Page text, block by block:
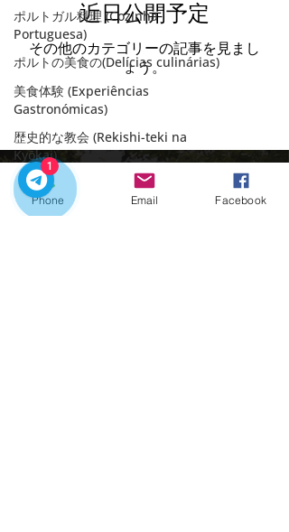
ポルトガル料理 (Cozinha
Portuguesa)
ポルトの美食の(Delícias culinárias)
美食体験 (Experiências
Gastronómicas)
歴史的な教会 (Rekishi-teki na
Kyōkai)
ポルトのクリスマス (Poruto no
Kurisumasu)
近日公開予定
その他のカテゴリーの記事を見まし
ょう。
Phone Email Facebook
1